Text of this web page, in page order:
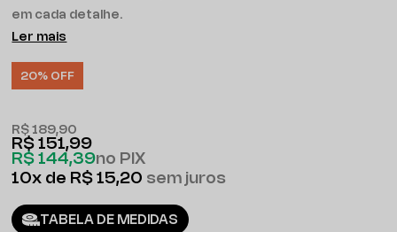
em cada detalhe.
Ler mais
20% OFF
R$ 144,39no PIX
R$ 189,90
R$ 151,99
10x R$ 15,20 sem juros
TABELA DE MEDIDAS